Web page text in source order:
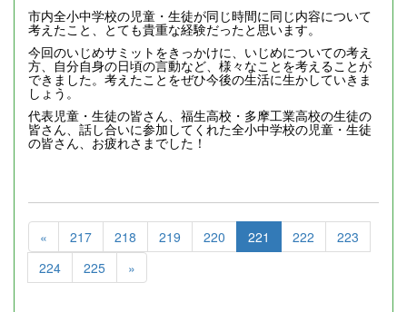
市内全小中学校の児童・生徒が同じ時間に同じ内容について
考えたこと、とても貴重な経験だったと思います。
今回のいじめサミットをきっかけに、いじめについての考え
方、自分自身の日頃の言動など、様々なことを考えることが
できました。考えたことをぜひ今後の生活に生かしていきま
しょう。
代表児童・生徒の皆さん、福生高校・多摩工業高校の生徒の
皆さん、話し合いに参加してくれた全小中学校の児童・生徒
の皆さん、お疲れさまでした！
« 217 218 219 220 221 222
223
224
225 »